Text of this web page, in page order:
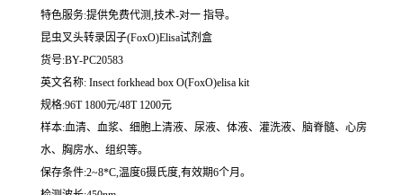
特色服务:提供免费代测,技术-对一 指导。
昆虫叉头转录因子(FoxO)Elisa试剂盒
货号:BY-PC20583
英文名称: Insect forkhead box O(FoxO)elisa kit
规格:96T 1800元/48T 1200元
样本:血清、血浆、细胞上清液、尿液、体液、灌洗液、脑脊髓、心房
水、胸房水、组织等。
保存条件:2~8*C,温度6摄氏度,有效期6个月。